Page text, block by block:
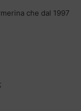
che dal 1997